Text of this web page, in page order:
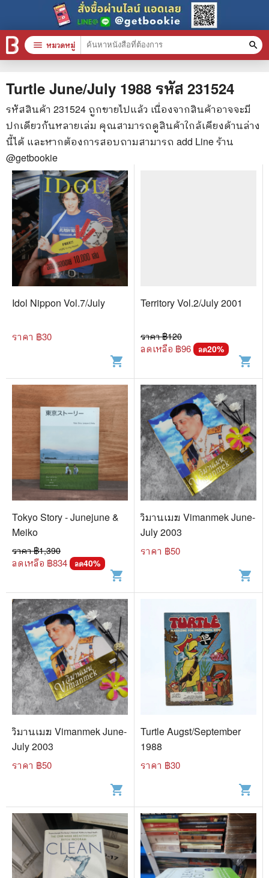
Turtle June/July 1988 รหัส 231524
รหัสสินค้า 231524 ถูกขายไปแล้ว เนื่องจากสินค้าอาจจะมี
ปกเดียวกันหลายเล่ม คุณสามารถดูสินค้าใกล้เคียงด้านล่าง
นี้ได้ และหากต้องการสอบถามสามารถ add Line ร้าน
@getbookie
Idol Nippon Vol.7/July
ราคา ฿30
shopping_cart
Territory Vol.2/July 2001
ราคา ฿120
ลดเหลือ ฿96 ลด20%
shopping_cart
Tokyo Story - Junejune &
Meiko
ราคา ฿1,390
ลดเหลือ ฿834 ลด40%
shopping_cart
วิมานเมฆ Vimanmek June-
July 2003
ราคา ฿50
shopping_cart
วิมานเมฆ Vimanmek June-
July 2003
ราคา ฿50
shopping_cart
Turtle Augst/September
1988
ราคา ฿30
shopping_cart
menu หมวดหมู่ search
หมวดหมู่สินค้า
หนังสือทั้งหมด
stars สินค้าใช้เฉพาะแต้มเท่านั้น
📚 หนังสือทั่วไป
🦄 วรรณกรรม นิยาย เรื่องสั้น
🎓 การศึกษา
😼 หนังสือการ์ตูน
🐲 หนังสือเด็ก
🎲 Board Game